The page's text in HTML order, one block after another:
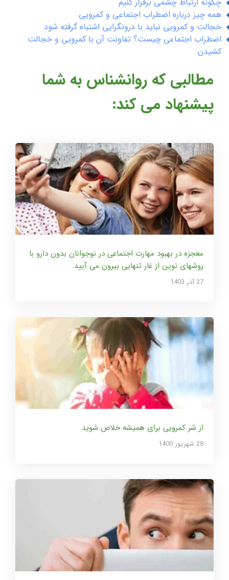
همه چیز درباره اضطراب اجتماعی و کمرویی
خجالت و کمرویی نباید با درونگرایی اشتباه گرفته شود
اضطراب اجتماعی چیست؟ تفاونت آن با کمرویی و خجالت
کشیدن
مطالبی که روانشناس به شما
پیشنهاد می کند:
معجزه در بهبود مهارت اجتماعی در نوجوانان بدون دارو با
روشهای نوین از غار تنهایی بیرون می آیید.
27 آذر 1403
از شر کمرویی برای همیشه خلاص شوید
28 شهریور 1400